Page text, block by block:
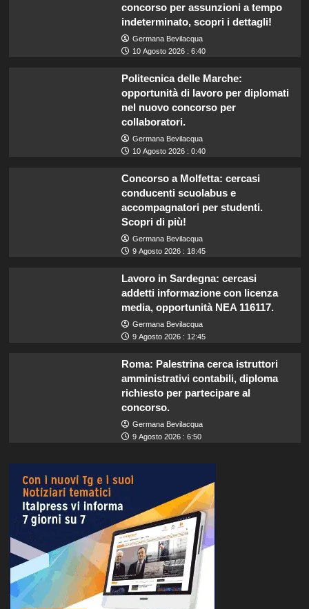
concorso per assunzioni a tempo
indeterminato, scopri i dettagli!
Germana Bevilacqua
10 Agosto 2026 : 6:40
Politecnica delle Marche:
opportunità di lavoro per diplomati
nel nuovo concorso per
collaboratori.
Germana Bevilacqua
10 Agosto 2026 : 0:40
Concorso a Molfetta: cercasi
conducenti scuolabus e
accompagnatori per studenti.
Scopri di più!
Germana Bevilacqua
9 Agosto 2026 : 18:45
Lavoro in Sardegna: cercasi
addetti informazione con licenza
media, opportunità NEA 116117.
Germana Bevilacqua
9 Agosto 2026 : 12:45
Roma: Palestrina cerca istruttori
amministrativi contabili, diploma
richiesto per partecipare al
concorso.
Germana Bevilacqua
9 Agosto 2026 : 6:50